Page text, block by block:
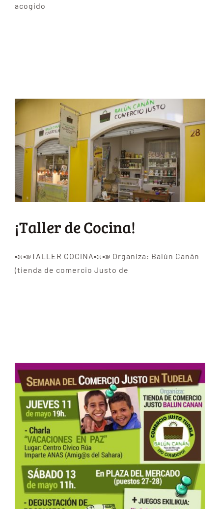
acogido
¡Taller de Cocina!
📣📣TALLER COCINA📣📣 Organiza: Balún Canán
(tienda de comercio Justo de